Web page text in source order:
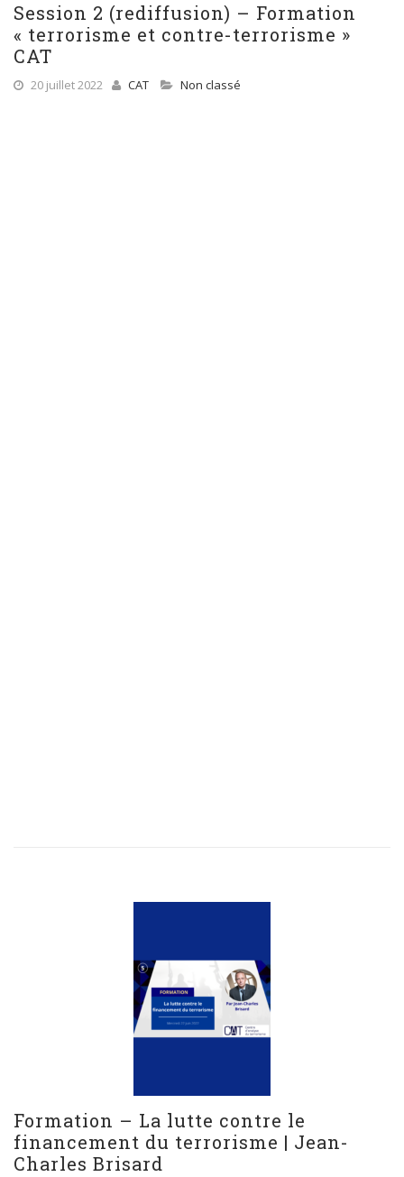
Session 2 (rediffusion) – Formation
« terrorisme et contre-terrorisme »
CAT
20 juillet 2022 CAT Non classé
Formation – La lutte contre le
financement du terrorisme | Jean-
Charles Brisard